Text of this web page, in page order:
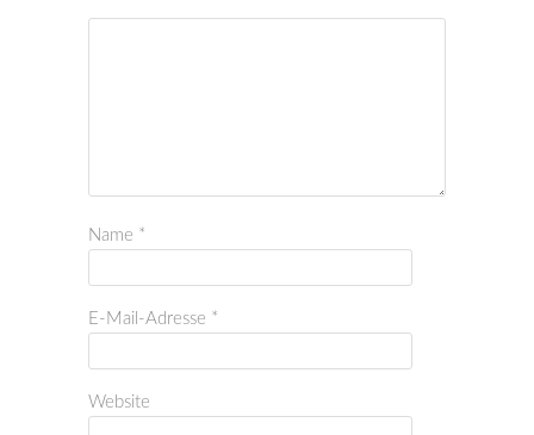
Name *
E-Mail-Adresse *
Website